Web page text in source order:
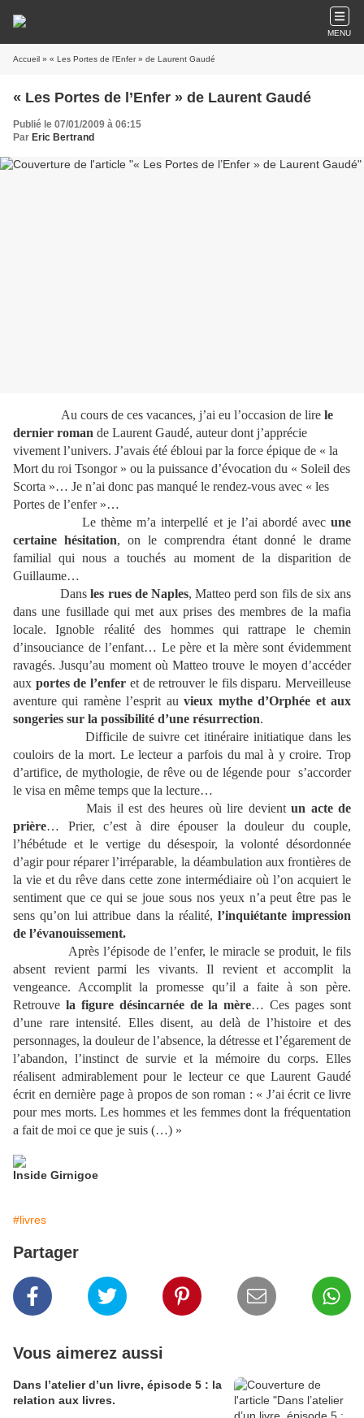
MENU
Accueil » « Les Portes de l’Enfer » de Laurent Gaudé
« Les Portes de l’Enfer » de Laurent Gaudé
Publié le 07/01/2009 à 06:15
Par Eric Bertrand
Au cours de ces vacances, j’ai eu l’occasion de lire le
dernier roman de Laurent Gaudé, auteur dont j’apprécie
vivement l’univers. J’avais été ébloui par la force épique de « la
Mort du roi Tsongor » ou la puissance d’évocation du « Soleil des
Scorta »… Je n’ai donc pas manqué le rendez-vous avec « les
Portes de l’enfer »…
Le thème m’a interpellé et je l’ai abordé avecune
certaine hésitation, on le comprendra étant donné le drame
familial qui nous a touchés au moment de la disparition de
Guillaume…
Dansles rues de Naples, Matteo perd son fils de six ans
dans une fusillade qui met aux prises des membres de la mafia
locale. Ignoble réalité des hommes qui rattrape le chemin
d’insouciance de l’enfant… Le père et la mère sont évidemment
ravagés. Jusqu’au moment où Matteo trouve le moyen d’accéder
aux portes de l’enfer et de retrouver le fils disparu. Merveilleuse
aventure qui ramène l’esprit auvieux mythe d’Orphée et aux
songeries sur la possibilité d’une résurrection.
Difficile de suivre cet itinéraire initiatique dans les
couloirs de la mort. Le lecteur a parfois du mal à y croire. Trop
d’artifice, de mythologie, de rêve ou de légende pour s’accorder
le visa en même temps que la lecture…
Mais il est des heures où lire devientun acte de
prière… Prier, c’est à dire épouser la douleur du couple,
l’hébétude et le vertige du désespoir, la volonté désordonnée
d’agir pour réparer l’irréparable, la déambulation aux frontières de
la vie et du rêve dans cette zone intermédiaire où l’on acquiert le
sentiment que ce qui se joue sous nos yeux n’a peut être pas le
sens qu’on lui attribue dans la réalité, l’inquiétante impression
de l’évanouissement.
Après l’épisode de l’enfer, le miracle se produit, le fils
absent revient parmi les vivants. Il revient et accomplit la
vengeance. Accomplit la promesse qu’il a faite à son père.
Retrouve la figure désincarnée de la mère… Ces pages sont
d’une rare intensité. Elles disent, au delà de l’histoire et des
personnages, la douleur de l’absence, la détresse et l’égarement de
l’abandon, l’instinct de survie et la mémoire du corps. Elles
réalisent admirablement pour le lecteur ce que Laurent Gaudé
écrit en dernière page à propos de son roman : « J’ai écrit ce livre
pour mes morts. Les hommes et les femmes dont la fréquentation
a fait de moi ce que je suis (…) »
Inside Girnigoe
#livres
Partager
Vous aimerez aussi
Dans l’atelier d’un livre, épisode 5 : la
relation aux livres.